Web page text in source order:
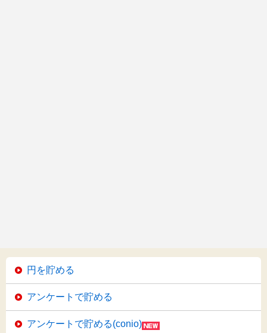
円を貯める
アンケートで貯める
アンケートで貯める(conio)